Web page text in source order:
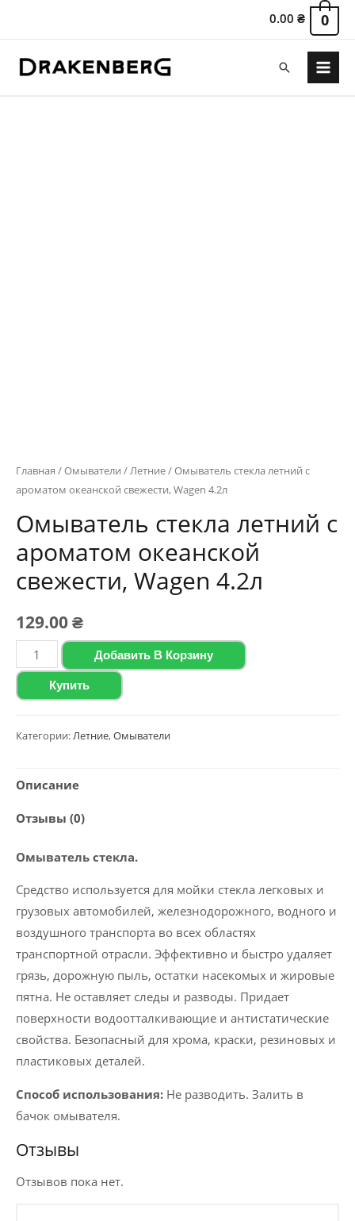
0.00₴ 0
Поиск
Main
Главная /Омыватели /Летние/ Омыватель стекла летний с
ароматом океанской свежести, Wagen 4.2л
Омыватель стекла летний с
ароматом океанской
свежести, Wagen 4.2л
129.00₴
Количество
товара
Омыватель
летний
ароматом
свежести,
4.2л
Добавить В Корзину
Купить
Категории:Летние,Омыватели
Описание
Отзывы (0)
Омыватель стекла.
Средство используется для мойки стекла легковых и
грузовых автомобилей, железнодорожного, водного и
воздушного транспорта во всех областях
транспортной отрасли. Эффективно и быстро удаляет
грязь, дорожную пыль, остатки насекомых и жировые
пятна. Не оставляет следы и разводы. Придает
поверхности водоотталкивающие и антистатические
свойства. Безопасный для хрома, краски, резиновых и
пластиковых деталей.
Способ использования: Не разводить. Залить в
бачок омывателя.
Отзывы
Отзывов пока нет.